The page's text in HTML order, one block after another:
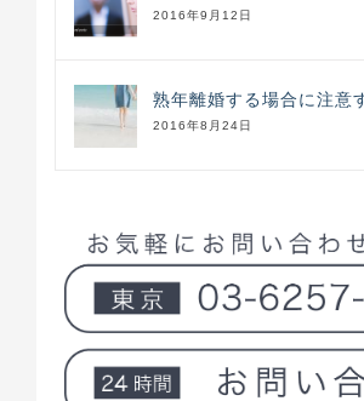
2016年9月12日
熟年離婚する場合に注意
2016年8月24日